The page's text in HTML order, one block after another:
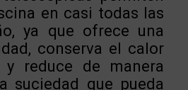
en casi todas las
ya que ofrece una
conserva el calor
reduce de manera
suciedad que pueda